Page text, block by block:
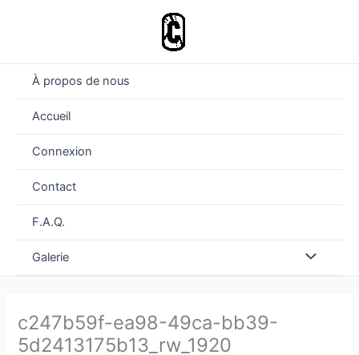
À propos de nous
Accueil
Connexion
Contact
F.A.Q.
Galerie
c247b59f-ea98-49ca-bb39-
5d2413175b13_rw_1920